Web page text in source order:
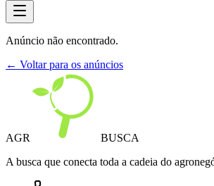
Anúncio não encontrado.
← Voltar para os anúncios
AGR
BUSCA
A busca que conecta toda a cadeia do